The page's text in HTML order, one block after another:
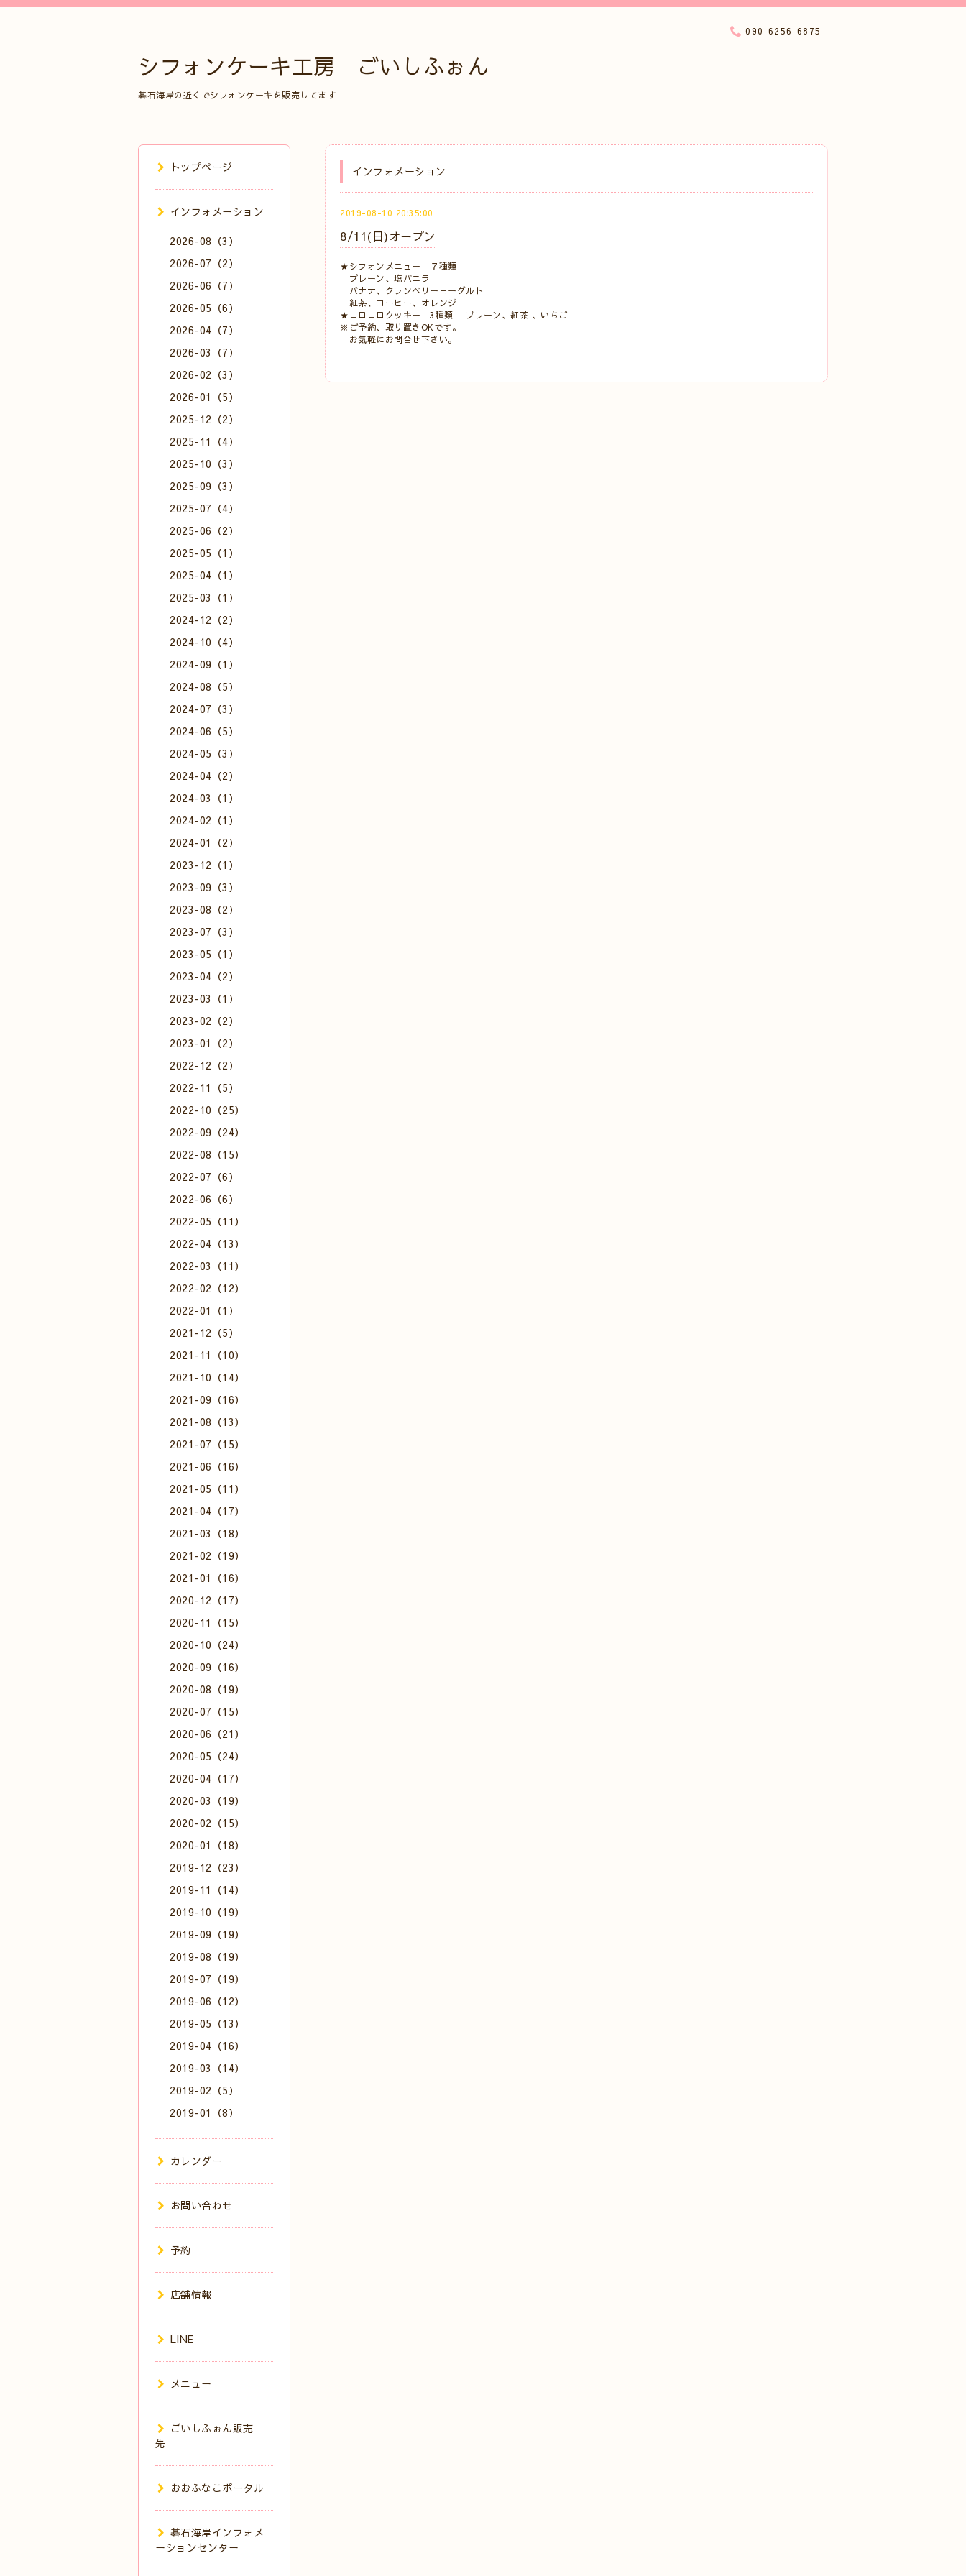
シフォンケーキ工房 ごいしふぉん
碁石海岸の近くでシフォンケーキを販売してます
090-6256-6875
インフォメーション
2019-08-10 20:35:00
8/11(日)オープン
★シフォンメニュー ７種類
プレーン、塩バニラ
バナナ、クランベリーヨーグルト
紅茶、コーヒー、オレンジ
★コロコロクッキー 3種類 プレーン、紅茶 、いちご
※ご予約、取り置きOKです。
お気軽にお問合せ下さい。
トップページ
インフォメーション
2026-08（3）
2026-07（2）
2026-06（7）
2026-05（6）
2026-04（7）
2026-03（7）
2026-02（3）
2026-01（5）
2025-12（2）
2025-11（4）
2025-10（3）
2025-09（3）
2025-07（4）
2025-06（2）
2025-05（1）
2025-04（1）
2025-03（1）
2024-12（2）
2024-10（4）
2024-09（1）
2024-08（5）
2024-07（3）
2024-06（5）
2024-05（3）
2024-04（2）
2024-03（1）
2024-02（1）
2024-01（2）
2023-12（1）
2023-09（3）
2023-08（2）
2023-07（3）
2023-05（1）
2023-04（2）
2023-03（1）
2023-02（2）
2023-01（2）
2022-12（2）
2022-11（5）
2022-10（25）
2022-09（24）
2022-08（15）
2022-07（6）
2022-06（6）
2022-05（11）
2022-04（13）
2022-03（11）
2022-02（12）
2022-01（1）
2021-12（5）
2021-11（10）
2021-10（14）
2021-09（16）
2021-08（13）
2021-07（15）
2021-06（16）
2021-05（11）
2021-04（17）
2021-03（18）
2021-02（19）
2021-01（16）
2020-12（17）
2020-11（15）
2020-10（24）
2020-09（16）
2020-08（19）
2020-07（15）
2020-06（21）
2020-05（24）
2020-04（17）
2020-03（19）
2020-02（15）
2020-01（18）
2019-12（23）
2019-11（14）
2019-10（19）
2019-09（19）
2019-08（19）
2019-07（19）
2019-06（12）
2019-05（13）
2019-04（16）
2019-03（14）
2019-02（5）
2019-01（8）
カレンダー
お問い合わせ
予約
店舗情報
LINE
メニュー
ごいしふぉん販売
先
おおふなこポータル
碁石海岸インフォメ
ーションセンター